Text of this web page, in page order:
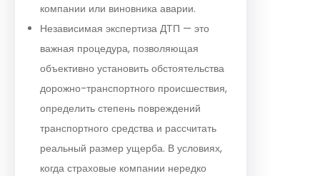
компании или виновника аварии.
Независимая экспертиза ДТП — это
важная процедура, позволяющая
объективно установить обстоятельства
дорожно-транспортного происшествия,
определить степень повреждений
транспортного средства и рассчитать
реальный размер ущерба. В условиях,
когда страховые компании нередко